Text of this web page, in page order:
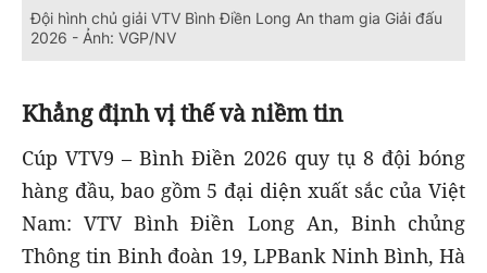
Đội hình chủ giải VTV Bình Điền Long An tham gia Giải đấu
2026 - Ảnh: VGP/NV
Khẳng định vị thế và niềm tin
Cúp VTV9 – Bình Điền 2026 quy tụ 8 đội bóng
hàng đầu, bao gồm 5 đại diện xuất sắc của Việt
Nam: VTV Bình Điền Long An, Binh chủng
Thông tin Binh đoàn 19, LPBank Ninh Bình, Hà